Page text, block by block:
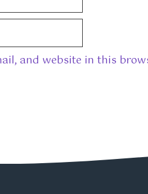
and website in this